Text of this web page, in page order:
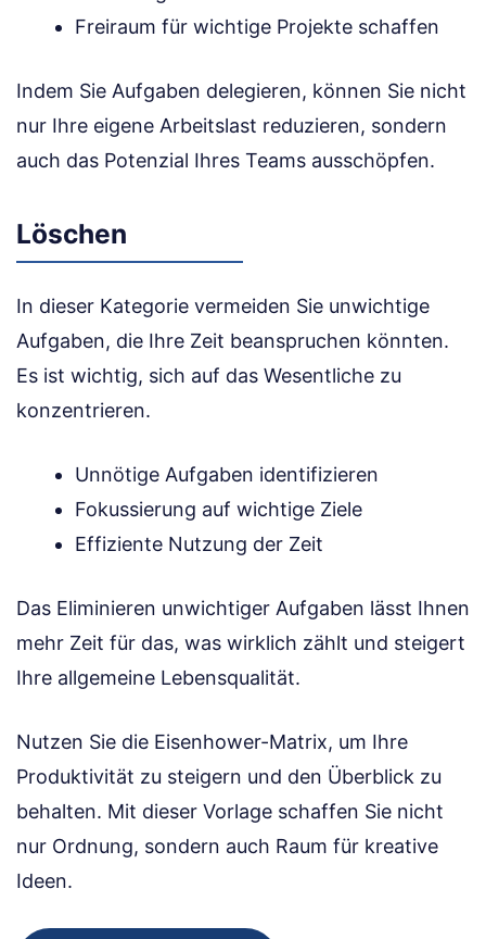
Freiraum für wichtige Projekte schaffen
Indem Sie Aufgaben delegieren, können Sie nicht
nur Ihre eigene Arbeitslast reduzieren, sondern
auch das Potenzial Ihres Teams ausschöpfen.
Löschen
In dieser Kategorie vermeiden Sie unwichtige
Aufgaben, die Ihre Zeit beanspruchen könnten.
Es ist wichtig, sich auf das Wesentliche zu
konzentrieren.
Unnötige Aufgaben identifizieren
Fokussierung auf wichtige Ziele
Effiziente Nutzung der Zeit
Das Eliminieren unwichtiger Aufgaben lässt Ihnen
mehr Zeit für das, was wirklich zählt und steigert
Ihre allgemeine Lebensqualität.
Nutzen Sie die Eisenhower-Matrix, um Ihre
Produktivität zu steigern und den Überblick zu
behalten. Mit dieser Vorlage schaffen Sie nicht
nur Ordnung, sondern auch Raum für kreative
Ideen.